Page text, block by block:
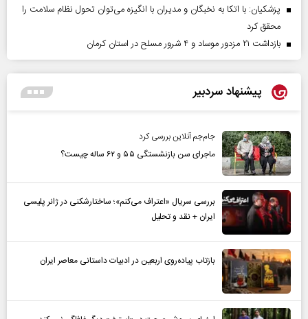
پزشکیان: با اتکا به نخبگان و مدیران با انگیزه می‌توان تحول نظام سلامت را
محقق کرد
بازداشت ۲۱ مزدور موساد و ۴ شرور مسلح در استان کرمان
پیشنهاد سردبیر
جام‌جم آنلاین بررسی کرد
ماجرای سن بازنشستگی ۵۵ و ۶۲ ساله چیست؟
بررسی سریال «اعتراف می‌کنم»؛ ساختارشکنی در ژانر پلیسی
ایران + نقد و تحلیل
بازتاب پیاده‌روی اربعین در ادبیات داستانی معاصر ایران